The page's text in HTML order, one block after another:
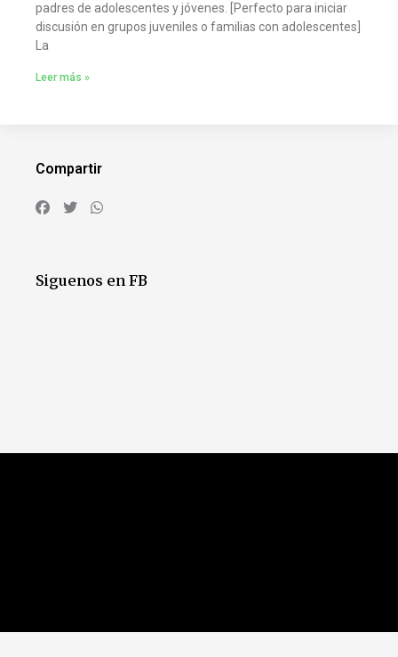
padres de adolescentes y jóvenes. [Perfecto para iniciar
discusión en grupos juveniles o familias con adolescentes]
La
Leer más »
Compartir
Siguenos en FB